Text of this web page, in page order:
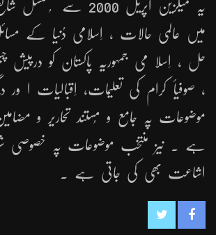
یہ میگزین اپریل 2000
میں عالمی حالات ، اِسلامی دُنیا کے
حل ، اِسلا می جمہوریّہ پاکستان کو درپیش
، صوفیأ کرام کی تعلیمات، اِقبالیات ا ور
موضوعات پہ جامع و مُستند تحاریر و
ہے ۔ نیز منتخب موضوعات پہ خصوصی
اشاعت بھی کی جاتی ہے ۔